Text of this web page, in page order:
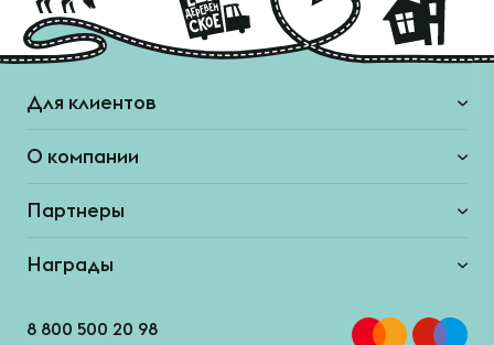
Для клиентов
О компании
Партнеры
Награды
8 800 500 20 98